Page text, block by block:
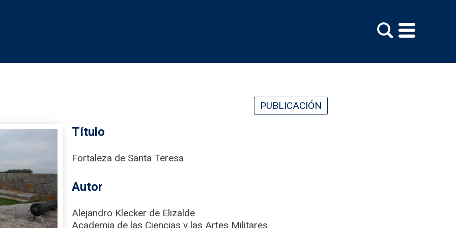
PUBLICACIÓN
Título
Fortaleza de Santa Teresa
Autor
Alejandro Klecker de Elizalde
Academia de las Ciencias y las Artes Militares